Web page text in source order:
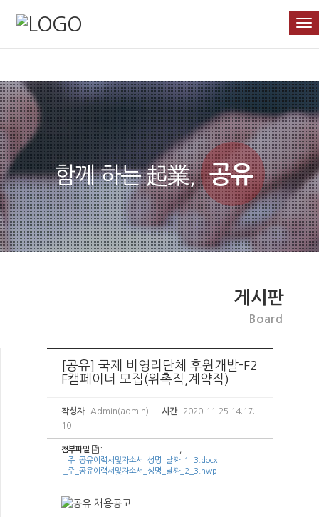
T
l
e
n
a
v
i
g
a
t
i
o
n
함께 하는 起業, 공유
게시판
Board
[공유] 국제 비영리단체 후원개발-F2
F캠페이너 모집(위촉직,계약직)
작성자 Admin(admin) 시간
2020-11-25 14:17:
10
첨부파일
:
_주_공유이력서및자소서_성명_날짜_1_3.docx
_주_공유이력서및자소서_성명_날짜_2_3.hwp